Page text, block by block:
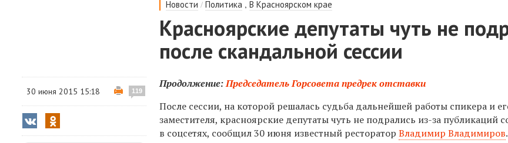
Новости /Политика ,В Красноярском крае
Красноярские депутаты чуть не
после скандальной сессии
30 июня 2015 15:18 119
Продолжение:Председатель Горсовета предрек отставки
После сессии, на которой решалась судьба дальнейшей работы спикера и
заместителя, красноярские депутаты чуть не подрались из-за публикаций
в соцсетях, сообщил 30 июня известный рестораторВладимир Владимиров.